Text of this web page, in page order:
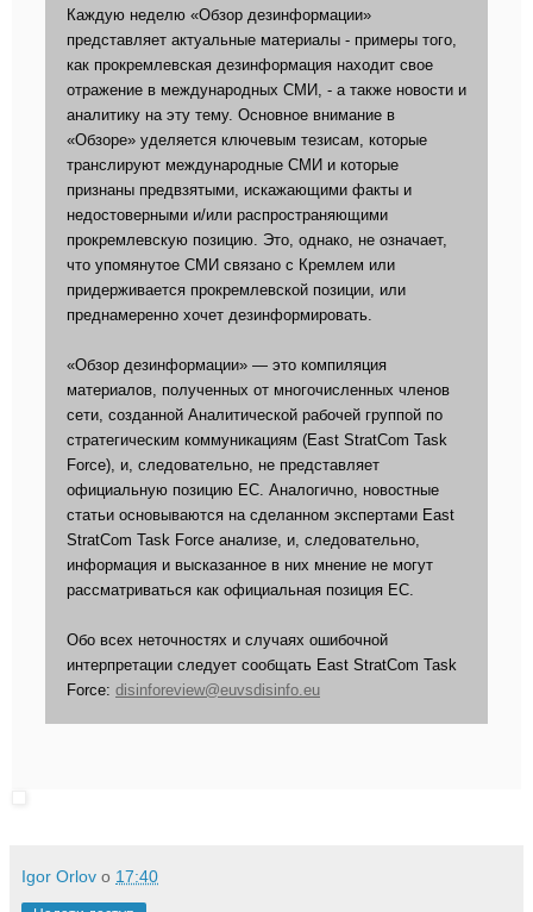
Каждую неделю «Обзор дезинформации»
представляет актуальные материалы - примеры того,
как прокремлевская дезинформация находит свое
отражение в международных СМИ, - а также новости и
аналитику на эту тему. Основное внимание в
«Обзоре» уделяется ключевым тезисам, которые
транслируют международные СМИ и которые
признаны предвзятыми, искажающими факты и
недостоверными и/или распространяющими
прокремлевскую позицию. Это, однако, не означает,
что упомянутое СМИ связано с Кремлем или
придерживается прокремлевской позиции, или
преднамеренно хочет дезинформировать.
«Обзор дезинформации» — это компиляция
материалов, полученных от многочисленных членов
сети, созданной Аналитической рабочей группой по
стратегическим коммуникациям (East StratCom Task
Force), и, следовательно, не представляет
официальную позицию ЕС. Аналогично, новостные
статьи основываются на сделанном экспертами East
StratCom Task Force анализе, и, следовательно,
информация и высказанное в них мнение не могут
рассматриваться как официальная позиция ЕС.
Обо всех неточностях и случаях ошибочной
интерпретации следует сообщать East StratCom Task
Force: disinforeview@euvsdisinfo.eu
Igor Orlov о 17:40